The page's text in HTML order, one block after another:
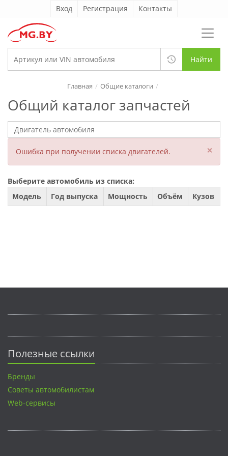
Вход Регистрация Контакты
Найти
Общий каталог запчастей
Главная Общие каталоги
Ошибка при получении списка двигателей. ×
Выберите автомобиль из списка:
Модель
Год выпуска Мощность Объём Кузов
Полезные ссылки
Бренды
Советы автомобилистам
Web-сервисы